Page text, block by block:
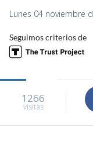
Lunes 04 noviembre
Seguimos criterios de
1266
visitas